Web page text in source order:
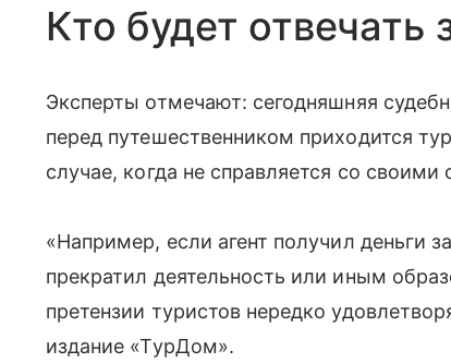
Кто будет отвечать
Эксперты отмечают: сегодняшняя
перед путешественником приходится
случае, когда не справляется со своими
«Например, если агент получил деньги
прекратил деятельность или иным
претензии туристов нередко
издание «ТурДом».